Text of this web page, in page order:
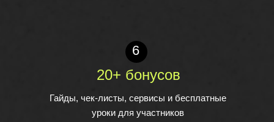
Гайды, чек-листы, сервисы и бесплатные
уроки для участников
20+ бонусов
6